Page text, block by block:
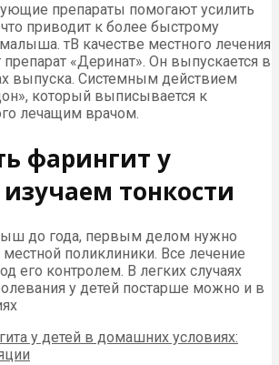
препараты помогают усилить
приводит к более быстрому
тВ качестве местного лечения
«Деринат». Он выпускается в
выпуска. Системным действием
который выписывается к
лечащим врачом.
фарингит у
изучаем тонкости
до года, первым делом нужно
поликлиники. Все лечение
его контролем. В легких случаях
у детей постарше можно и в